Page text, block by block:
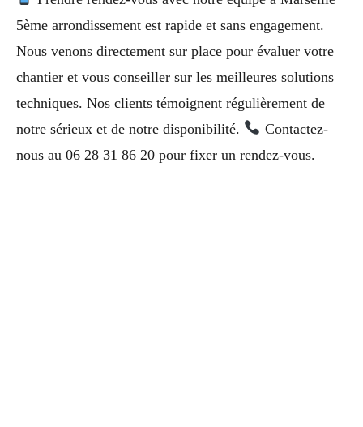
5ème arrondissement est rapide et sans engagement.
Nous venons directement sur place pour évaluer votre
chantier et vous conseiller sur les meilleures solutions
techniques. Nos clients témoignent régulièrement de
notre sérieux et de notre disponibilité.
Contactez-
nous au 06 28 31 86 20 pour fixer un rendez-vous.